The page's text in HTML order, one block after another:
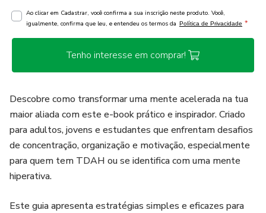
Ao clicar em Cadastrar, você confirma a sua inscrição neste produto. Você,
igualmente, confirma que leu, e entendeu os termos da Política de Privacidade *
Tenho interesse em comprar!
Descobre como transformar uma mente acelerada na tua
maior aliada com este e-book prático e inspirador. Criado
para adultos, jovens e estudantes que enfrentam desafios
de concentração, organização e motivação, especialmente
para quem tem TDAH ou se identifica com uma mente
hiperativa.
Este guia apresenta estratégias simples e eficazes para